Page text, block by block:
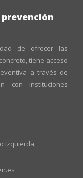
de ofrecer las
tiene acceso
a través de
con instituciones
Izquierda,